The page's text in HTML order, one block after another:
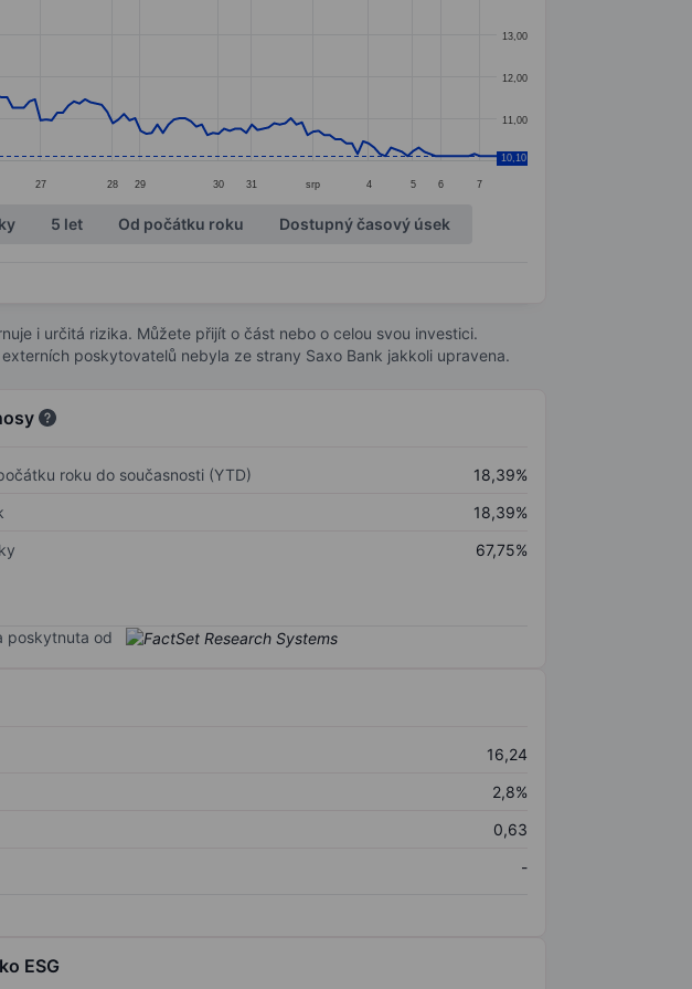
27 28 29 30 31 srp 4 5 6 7
11,00
12,00
13,00
10,10
5 let Od počátku roku Dostupný časový úsek
i určitá rizika. Můžete přijít o část nebo o celou svou investici.
poskytovatelů nebyla ze strany Saxo Bank jakkoli upravena.
roku do současnosti (YTD)
18,39%
18,39%
67,75%
poskytnuta od
16,24
2,8%
0,63
-
ESG